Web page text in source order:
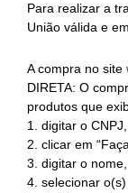
Para realizar a
União válida e
A compra no site
DIRETA: O
produtos que
1. digitar o
2. clicar em
3. digitar o
4. selecionar